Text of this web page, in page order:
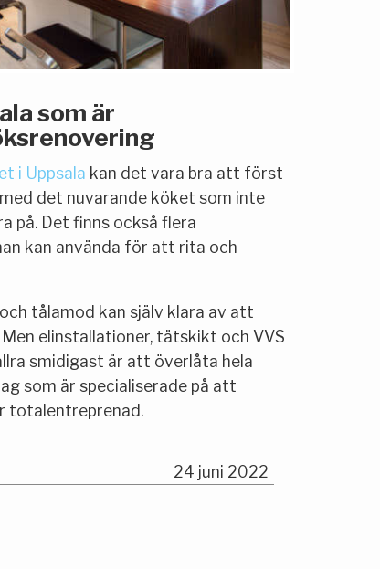
som är
i Uppsala kan det vara bra att först
det nuvarande köket som inte
på. Det finns också flera
kan använda för att rita och
tålamod kan själv klara av att
elinstallationer, tätskikt och VVS
smidigast är att överlåta hela
som är specialiserade på att
totalentreprenad.
24 juni 2022